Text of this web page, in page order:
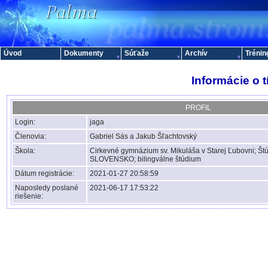
Informácie o
PROFIL
Login:
jaga
Členovia:
Gabriel Sás a Jakub Šľachtovský
Škola:
Cirkevné gymnázium sv. Mikuláša v Starej Ľubovni;
SLOVENSKO; bilingválne štúdium
Dátum registrácie:
2021-01-27 20:58:59
Naposledy poslané
riešenie:
2021-06-17 17:53:22
Úvod Dokumenty Súťaže Archív